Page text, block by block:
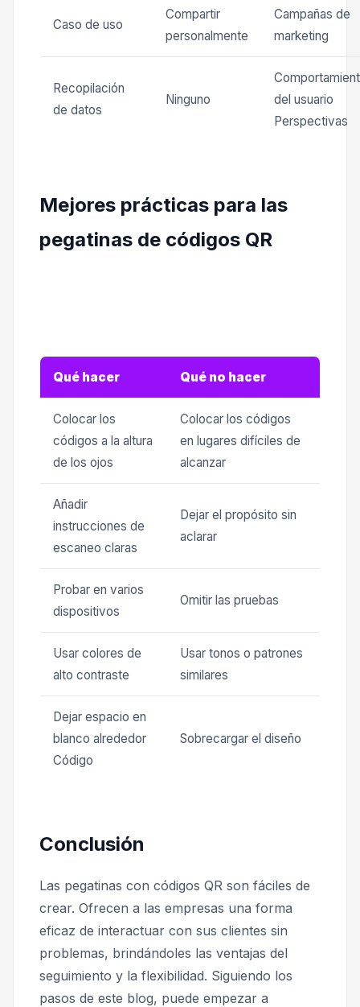
Caso de uso
Compartir
personalmente
Campañas de
marketing
Recopilación
de datos
Ninguno
del usuario
Perspectivas
Mejores prácticas para las
pegatinas de códigos QR
Qué hacer Qué no hacer
Colocar los
códigos a la altura
de los ojos
Colocar los códigos
en lugares difíciles de
alcanzar
Añadir
instrucciones de
escaneo claras
Dejar el propósito sin
aclarar
Probar en varios
dispositivos
Omitir las pruebas
Usar colores de
alto contraste
Usar tonos o patrones
similares
Dejar espacio en
blanco alrededor
Código
Sobrecargar el diseño
Conclusión
Las pegatinas con códigos QR son fáciles de
crear. Ofrecen a las empresas una forma
eficaz de interactuar con sus clientes sin
problemas, brindándoles las ventajas del
seguimiento y la flexibilidad. Siguiendo los
pasos de este blog, puede empezar a